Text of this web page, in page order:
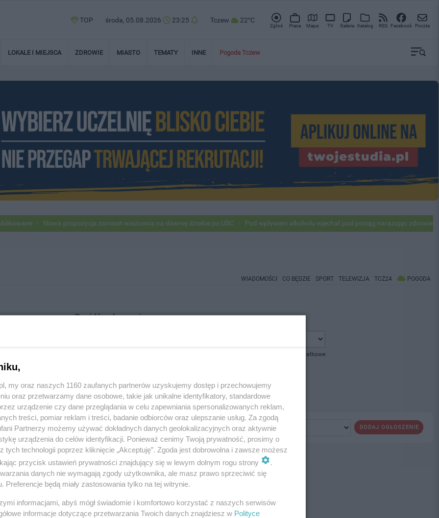
TOP środa, 05.08.2026 23:25 Tczew 22°C
Zgłoś Praca Mapa TV Galeria Katalog RSS Facebook Poczta
LOKALE I MIEJSCA ZDROWIE MIASTO TEMATY INNE Pogoda Tczew
Nowa propozycja zamiast wieżowca na dawnej działce po USC Pod wpływem alkoholu wjechał pod pociąg narażając zdrowie i
WIADOMOŚCI CO BĘDZIE SPORT TELEWIZJA TCZ24 POGODA
Znajdź ogłoszenie
pokaż opcje dodatkowe
DODAJ OGŁOSZENIE
ogłoszenie nie istnieje lub nie jest jeszcze aktywne!
my oraz naszych 1160 zaufanych partnerów uzyskujemy dostęp i przechowujemy
oraz przetwarzamy dane osobowe, takie jak unikalne identyfikatory, standardowe
urządzenie czy dane przeglądania w celu zapewniania spersonalizowanych reklam,
treści, pomiar reklam i treści, badanie odbiorców oraz ulepszanie usług. Za zgodą
Partnerzy możemy używać dokładnych danych geolokalizacyjnych oraz aktywnie
urządzenia do celów identyfikacji. Ponieważ cenimy Twoją prywatność, prosimy o
tych technologii poprzez kliknięcie „Akceptuję”. Zgoda jest dobrowolna i zawsze możesz
przycisk ustawień prywatności znajdujący się w lewym dolnym rogu strony
danych nie wymagają zgody użytkownika, ale masz prawo sprzeciwić się
Preferencje będą miały zastosowania tylko na tej witrynie.
informacjami, abyś mógł świadomie i komfortowo korzystać z naszych serwisów
informacje dotyczące przetwarzania Twoich danych znajdziesz w Polityce